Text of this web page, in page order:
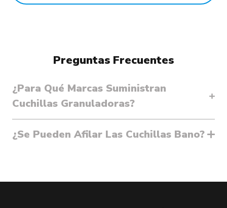
Preguntas Frecuentes
¿Para Qué Marcas Suministran
Cuchillas Granuladoras?
¿Se Pueden Afilar Las Cuchillas Bano?